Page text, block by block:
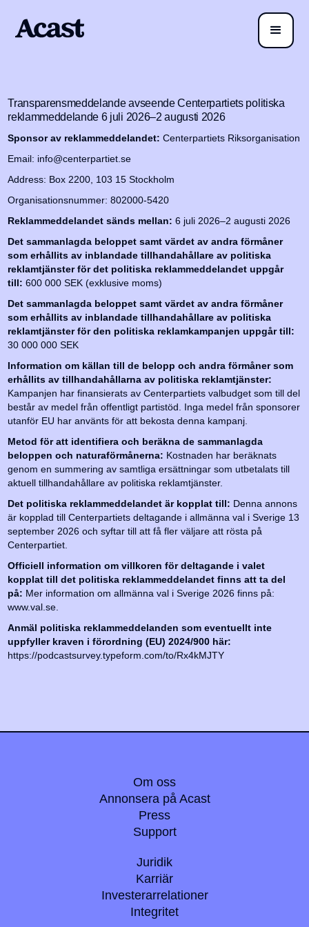
Transparensmeddelande avseende Centerpartiets politiska
reklammeddelande 6 juli 2026–2 augusti 2026
Sponsor av reklammeddelandet: Centerpartiets Riksorganisation
Email: info@centerpartiet.se
Address: Box 2200, 103 15 Stockholm
Organisationsnummer: 802000-5420
Reklammeddelandet sänds mellan:6 juli 2026–2 augusti 2026
Det sammanlagda beloppet samt värdet av andra förmåner
som erhållits av inblandade tillhandahållare av politiska
reklamtjänster för det politiska reklammeddelandet uppgår
till:600 000 SEK (exklusive moms)
Det sammanlagda beloppet samt värdet av andra förmåner
som erhållits av inblandade tillhandahållare av politiska
reklamtjänster för den politiska reklamkampanjen uppgår till:
30 000 000 SEK
Information om källan till de belopp och andra förmåner som
erhållits av tillhandahållarna av politiska reklamtjänster:
Kampanjen har finansierats av Centerpartiets valbudget som till del
består av medel från offentligt partistöd. Inga medel från sponsorer
utanför EU har använts för att bekosta denna kampanj.
Metod för att identifiera och beräkna de sammanlagda
beloppen och naturaförmånerna: Kostnaden har beräknats
genom en summering av samtliga ersättningar som utbetalats till
aktuell tillhandahållare av politiska reklamtjänster.
Det politiska reklammeddelandet är kopplat till: Denna annons
är kopplad till Centerpartiets deltagande i allmänna val i Sverige 13
september 2026 och syftar till att få fler väljare att rösta på
Centerpartiet.
Officiell information om villkoren för deltagande i valet
kopplat till det politiska reklammeddelandet finns att ta del
på: Mer information om allmänna val i Sverige 2026 finns på:
www.val.se.
Anmäl politiska reklammeddelanden som eventuellt inte
uppfyller kraven i förordning (EU) 2024/900 här:
https://podcastsurvey.typeform.com/to/Rx4kMJTY
Om oss
Annonsera på Acast
Press
Support
Juridik
Karriär
Investerarrelationer
Integritet